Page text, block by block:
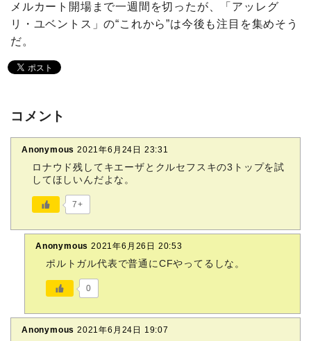
メルカート開場まで一週間を切ったが、「アッレグ
リ・ユベントス」の“これから”は今後も注目を集めそう
だ。
コメント
Anonymous 2021年6月24日 23:31
ロナウド残してキエーザとクルセフスキの3トップを試
してほしいんだよな。
7+
Anonymous 2021年6月26日 20:53
ポルトガル代表で普通にCFやってるしな。
0
Anonymous 2021年6月24日 19:07